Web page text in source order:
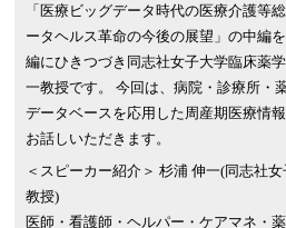
「医療ビッグデータ時代の医療介護等
ータヘルス革命の今後の展望」の中編
編にひきつづき同志社女子大学臨床薬
一教授です。 今回は、病院・診療所・
データベースを応用した周産期医療情
お話しいただきます。
＜スピーカー紹介＞ 杉浦 伸一(同志社
教授)
医師・看護師・ヘルパー・ケアマネ・